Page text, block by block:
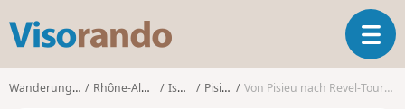
s
o
T
o
Wanderungen Rhône-Alpes Isère Pisieu Von Pisieu nach Revel-Tourdan